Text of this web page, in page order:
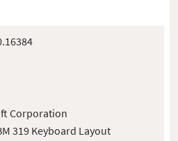
Corporation
319 Keyboard Layout